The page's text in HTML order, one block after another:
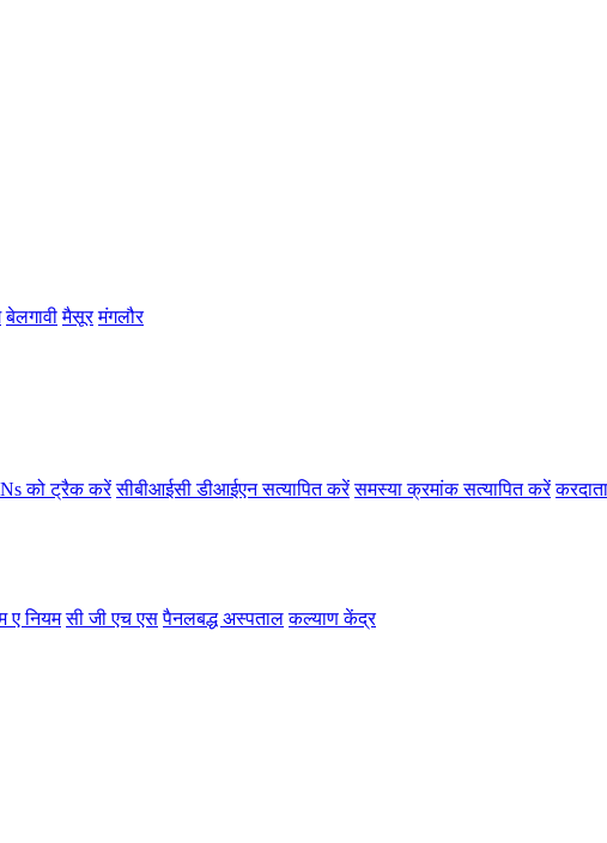
बेलगावी मैसूर मंगलौर
को ट्रैक करें सीबीआईसी डीआईएन सत्यापित करें समस्या क्रमांक सत्यापित करें
ए नियम सी जी एच एस पैनलबद्ध अस्पताल कल्याण केंद्र